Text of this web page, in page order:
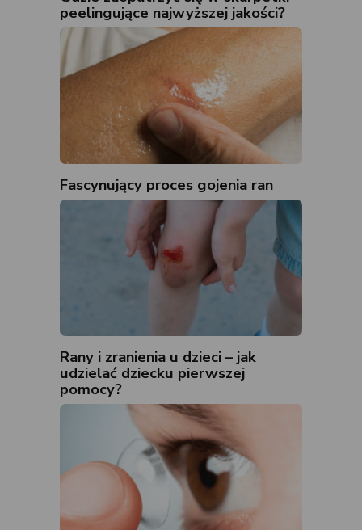
peelingujące najwyższej jakości?
Fascynujący proces gojenia ran
Rany i zranienia u dzieci – jak
udzielać dziecku pierwszej
pomocy?